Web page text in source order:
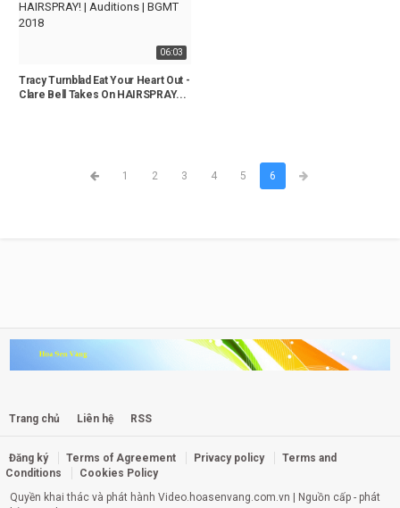
06:03
Tracy Turnblad Eat Your Heart Out -
Clare Bell Takes On HAIRSPRAY...
1 2 3 4 5 6
Trang chủ Liên hệ RSS
Đăng ký Terms of Agreement Privacy policy
Terms and
Conditions
Cookies Policy
Quyền khai thác và phát hành Video.hoasenvang.com.vn | Nguồn cấp - phát